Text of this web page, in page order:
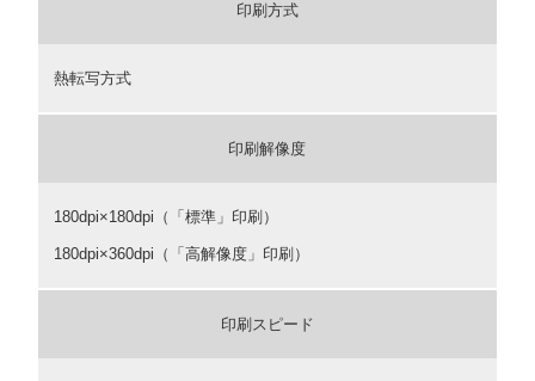
印刷方式
熱転写方式
印刷解像度
180dpi×180dpi（「標準」印刷）
180dpi×360dpi（「高解像度」印刷）
印刷スピード